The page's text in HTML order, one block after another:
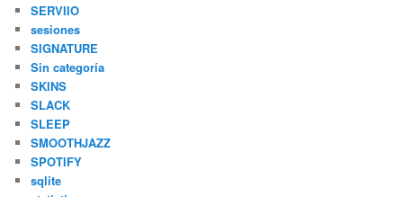
SERVIIO
sesiones
SIGNATURE
Sin categoría
SKINS
SLACK
SLEEP
SMOOTHJAZZ
SPOTIFY
sqlite